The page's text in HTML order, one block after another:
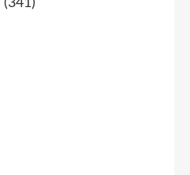
(341)